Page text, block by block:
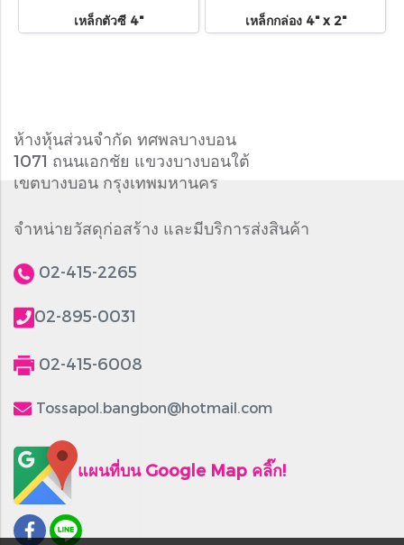
เหล็กตัวซี 4" เหล็กกล่อง 4" x 2"
ห้างหุ้นส่วนจำกัด ทศพลบางบอน
1071 ถนนเอกชัย แขวงบางบอนใต้
เขตบางบอน กรุงเทพมหานคร
จำหน่ายวัสดุก่อสร้าง และมีบริการส่งสินค้า
02-415-2265
02-895-0031
02-415-6008
Tossapol.bangbon@hotmail.com
แผนที่บน Google Map คลิ๊ก!